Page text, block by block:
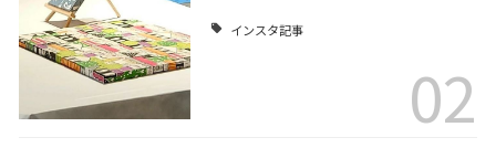
インスタ記事
02